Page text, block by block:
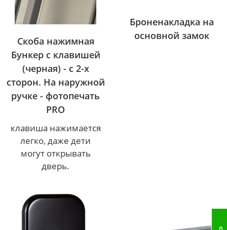
Скоба нажимная
Бункер с клавишей
(черная) - с 2-х
сторон. На наружной
ручке - фотопечать
PRO
клавиша нажимается
легко, даже дети
могут открывать
дверь.
Броненакладка на
основной замок